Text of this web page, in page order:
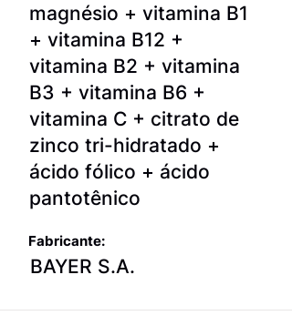
magnésio + vitamina B1
+ vitamina B12 +
vitamina B2 + vitamina
B3 + vitamina B6 +
vitamina C + citrato de
zinco tri-hidratado +
ácido fólico + ácido
pantotênico
Fabricante:
BAYER S.A.